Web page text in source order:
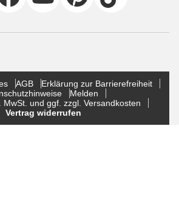
AGB
Erklärung zur Barrierefreiheit
Melden
MwSt. und ggf. zzgl. Versandkosten
Vertrag widerrufen